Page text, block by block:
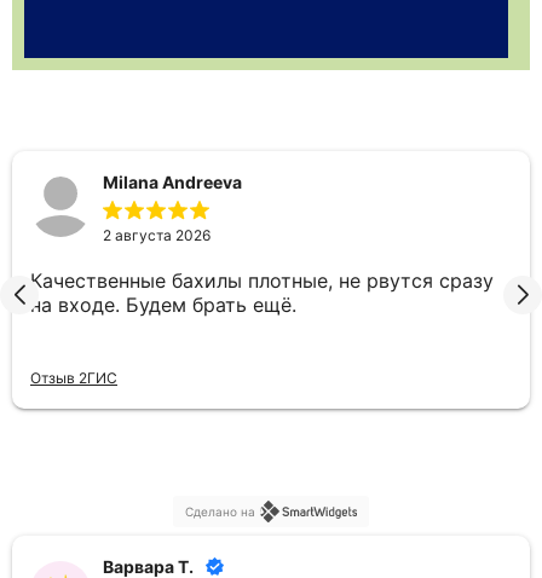
Milana Andreeva
2 августа 2026
Качественные бахилы плотные, не рвутся сразу
на входе. Будем брать ещё.
Отзыв 2ГИС
Сделано на
Варвара Т.